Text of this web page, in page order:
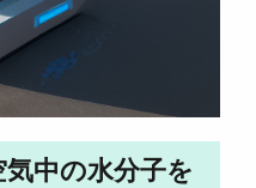
中の水分子を